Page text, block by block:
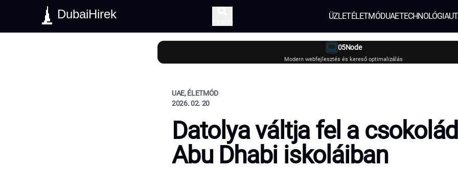
DubaiHirek
Keresés
ÜZLETÉLETMÓDUAETECHNOLÓGIA
05Node
Modern webfejlesztés és kereső optimalizálás
UAE, ÉLETMÓD
2026. 02. 20
Datolya váltja fel a
Abu Dhabi iskoláiban